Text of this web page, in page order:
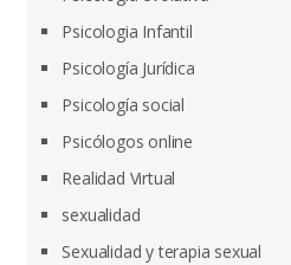
Psicologia Infantil
Psicología Jurídica
Psicología social
Psicólogos online
Realidad Virtual
sexualidad
Sexualidad y terapia sexual